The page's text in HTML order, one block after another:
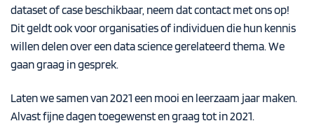
dataset of case beschikbaar, neem dat contact met ons op!
Dit geldt ook voor organisaties of individuen die hun kennis
willen delen over een data science gerelateerd thema. We
gaan graag in gesprek.
Laten we samen van 2021 een mooi en leerzaam jaar maken.
Alvast fijne dagen toegewenst en graag tot in 2021.